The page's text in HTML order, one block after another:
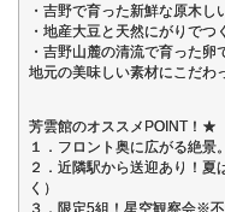
・吉野で育った新鮮な原木し
・地産大豆と天然にがりでつ
・吉野山麓の清流で育った卵
地元の美味しい素材にこだわ
芳雲館のオススメPOINT！★
１．フロント奥に広がる絶景
２．近隣駅から送迎あり！
く）
３．限定5組！星空観察会※